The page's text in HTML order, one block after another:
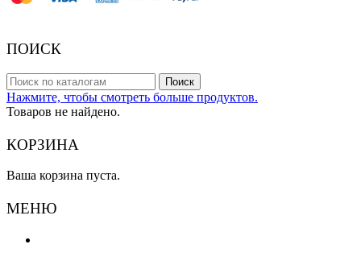
ПОИСК
Поиск
Нажмите, чтобы смотреть больше продуктов.
Товаров не найдено.
КОРЗИНА
Ваша корзина пуста.
МЕНЮ